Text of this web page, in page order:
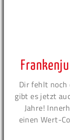
Dir fehlt noch
gibt es jetzt
Jahre!
einen Wert-